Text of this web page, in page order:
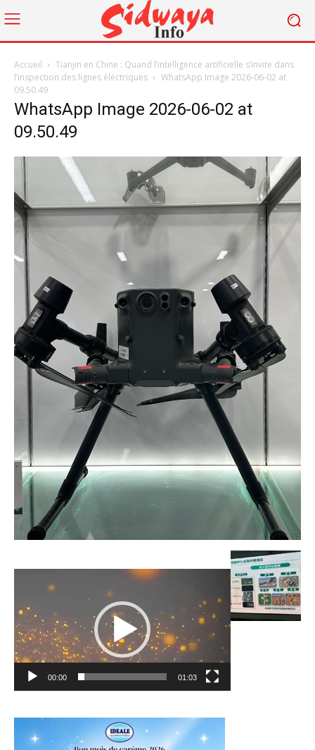
Accueil
Tianjin en Chine : Quand l’intelligence artificielle s’invite dans
l’inspection des lignes électriques
WhatsApp Image 2026-06-02 at
09.50.49
WhatsApp Image 2026-06-02 at
09.50.49
00:00 01:03